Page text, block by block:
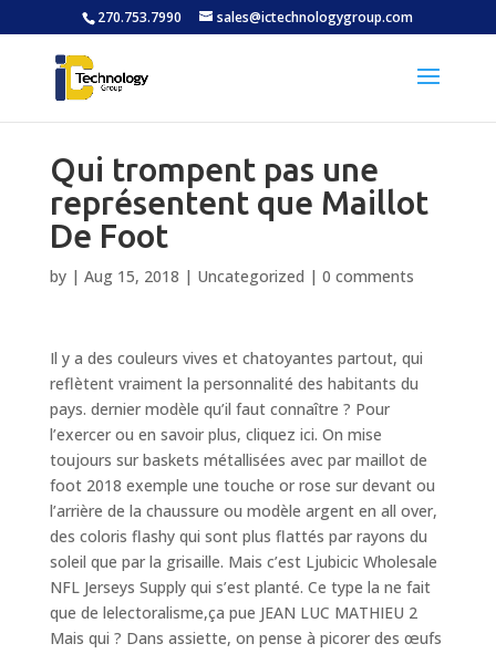
270.753.7990 sales@ictechnologygroup.com
Qui trompent pas une
représentent que Maillot
De Foot
by | Aug 15, 2018 | Uncategorized | 0 comments
Il y a des couleurs vives et chatoyantes partout, qui
reflètent vraiment la personnalité des habitants du
pays. dernier modèle qu’il faut connaître ? Pour
l’exercer ou en savoir plus, cliquez ici. On mise
toujours sur baskets métallisées avec par maillot de
foot 2018 exemple une touche or rose sur devant ou
l’arrière de la chaussure ou modèle argent en all over,
des coloris flashy qui sont plus flattés par rayons du
soleil que par la grisaille. Mais c’est Ljubicic Wholesale
NFL Jerseys Supply qui s’est planté. Ce type la ne fait
que de lelectoralisme,ça pue JEAN LUC MATHIEU 2
Mais qui ? Dans assiette, on pense à picorer des œufs